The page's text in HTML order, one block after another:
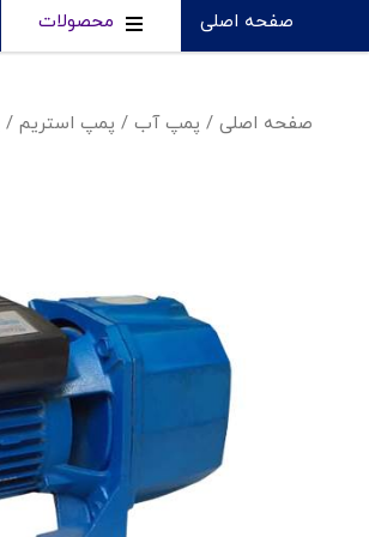
صفحه اصلی محصولات
صفحه اصلی / پمپ آب / پمپ استریم /